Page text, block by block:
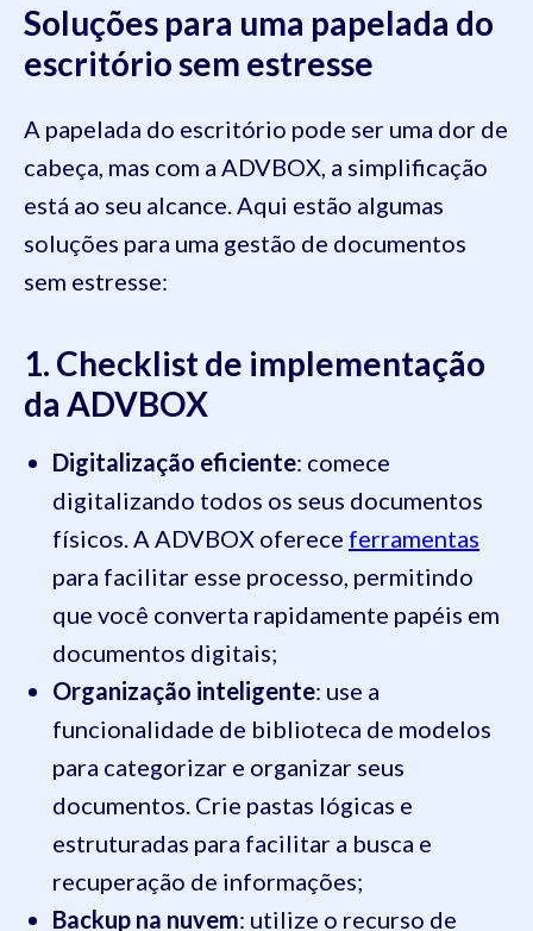
Soluções para uma papelada do
escritório sem estresse
A papelada do escritório pode ser uma dor de
cabeça, mas com a ADVBOX, a simplificação
está ao seu alcance. Aqui estão algumas
soluções para uma gestão de documentos
sem estresse:
1. Checklist de implementação
da ADVBOX
Digitalização eficiente: comece
digitalizando todos os seus documentos
físicos. A ADVBOX oferece ferramentas
para facilitar esse processo, permitindo
que você converta rapidamente papéis em
documentos digitais;
Organização inteligente: use a
funcionalidade de biblioteca de modelos
para categorizar e organizar seus
documentos. Crie pastas lógicas e
estruturadas para facilitar a busca e
recuperação de informações;
Backup na nuvem: utilize o recurso de